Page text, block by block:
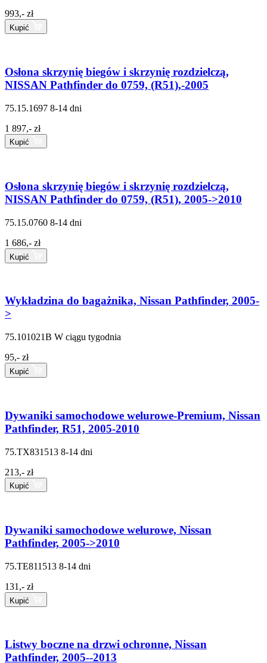
993,- zł
Kupić
Osłona skrzynię biegów i skrzynię rozdzielczą,
NISSAN Pathfinder do 0759, (R51),-2005
75.15.1697 8-14 dni
1 897,- zł
Kupić
Osłona skrzynię biegów i skrzynię rozdzielczą,
NISSAN Pathfinder do 0759, (R51), 2005->2010
75.15.0760 8-14 dni
1 686,- zł
Kupić
Wykładzina do bagażnika, Nissan Pathfinder, 2005-
>
75.101021B W ciągu tygodnia
95,- zł
Kupić
Dywaniki samochodowe welurowe-Premium, Nissan
Pathfinder, R51, 2005-2010
75.TX831513 8-14 dni
213,- zł
Kupić
Dywaniki samochodowe welurowe, Nissan
Pathfinder, 2005->2010
75.TE811513 8-14 dni
131,- zł
Kupić
Listwy boczne na drzwi ochronne, Nissan
Pathfinder, 2005--2013